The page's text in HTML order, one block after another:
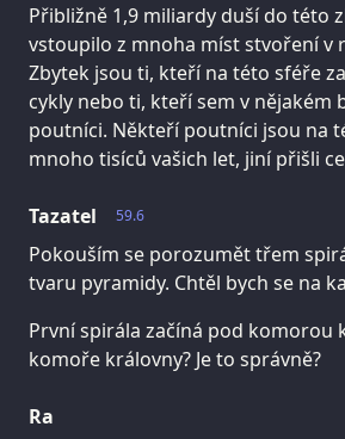
Přibližně 1,9 miliardy duší do této
vstoupilo z mnoha míst stvoření v
Zbytek jsou ti, kteří na této sféře
cykly nebo ti, kteří sem v nějakém
poutníci. Někteří poutníci jsou na
mnoho tisíců vašich let, jiní přišli
59.6
Tazatel
Pokouším se porozumět třem
tvaru pyramidy. Chtěl bych se na
První spirála začíná pod komorou
komoře královny? Je to správně?
Ra